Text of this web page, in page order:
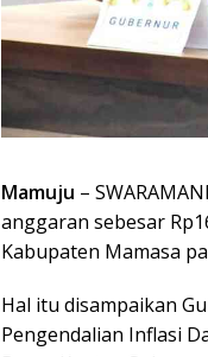
Mamuju –
anggaran sebesar
Kabupaten Mamasa
Hal itu disampaikan
Pengendalian Inflasi